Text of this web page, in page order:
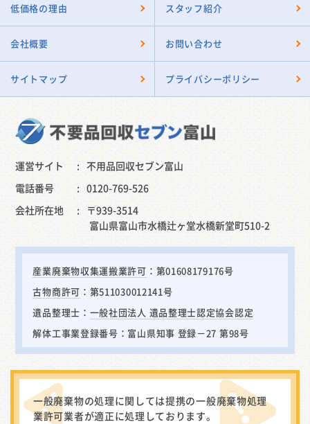
低価格の理由 スタッフ紹介
会社概要 お問い合わせ
サイトマップ プライバシーポリシー
運営サイト
不用品回収セブン富山
電話番号
0120-769-526
会社所在地
〒939-3514
富山県富山市水橋辻ヶ堂水橋新堂町510-2
産業廃棄物収集運搬業許可 ：第01608179176号
古物商許可 ：第511030012141号
遺品整理士： 一般社団法人 遺品整理士認定協会認定
解体工事業登録番号：富山県知事 登録－27 第98号
一般廃棄物の処理に関しては提携の一般廃棄物処理
業許可業者が適正に処理しております。